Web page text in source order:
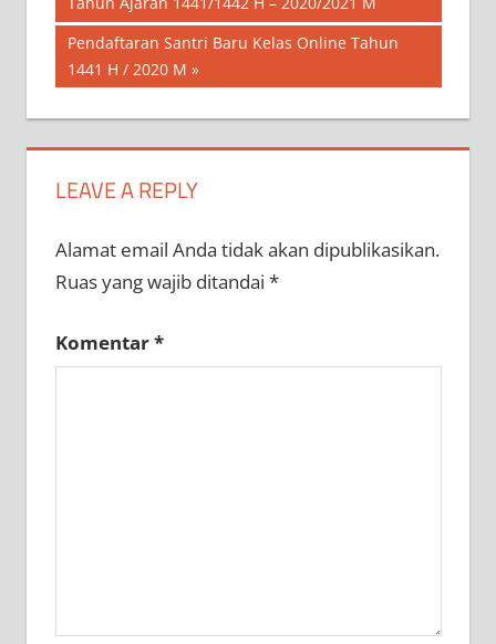
pos
Next
Post:
Pendaftaran Santri Baru Kelas Online Tahun
1441 H / 2020 M
LEAVE A REPLY
Alamat email Anda tidak akan dipublikasikan.
Ruas yang wajib ditandai *
Komentar*